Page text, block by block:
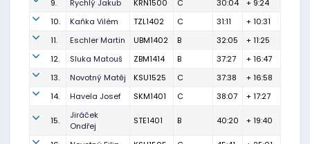
9. Rychlý Jakub KRN1500 C 30:04
+ 9:24
10.
Kaňka Vilém TZL1402 C 31:11
+ 10:31
11.
Eschler Martin UBM1402 B 32:05
+ 11:25
12.
Sluka Matouš ZBM1414 B 37:27
+ 16:47
13.
Novotný Matěj KSU1525 C 37:38
+ 16:58
14.
Havela Josef SKM1401 C 38:07 + 17:27
15.
Jiráček
Ondřej
STE1401 B 40:20 + 19:40